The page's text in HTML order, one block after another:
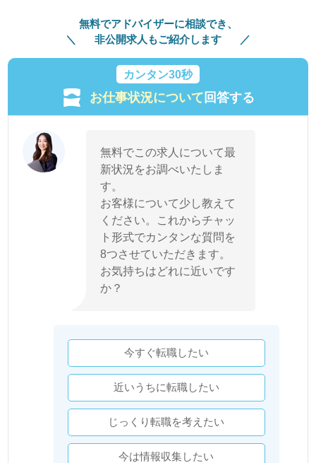
無料でアドバイザーに相談でき、
非公開求人もご紹介します
カンタン30秒
お仕事状況について回答する
無料でこの求人について最
新状況をお調べいたしま
す。
お客様について少し教えて
ください。これからチャッ
ト形式でカンタンな質問を
8つさせていただきます。
お気持ちはどれに近いです
か？
今すぐ転職したい
近いうちに転職したい
じっくり転職を考えたい
今は情報収集したい